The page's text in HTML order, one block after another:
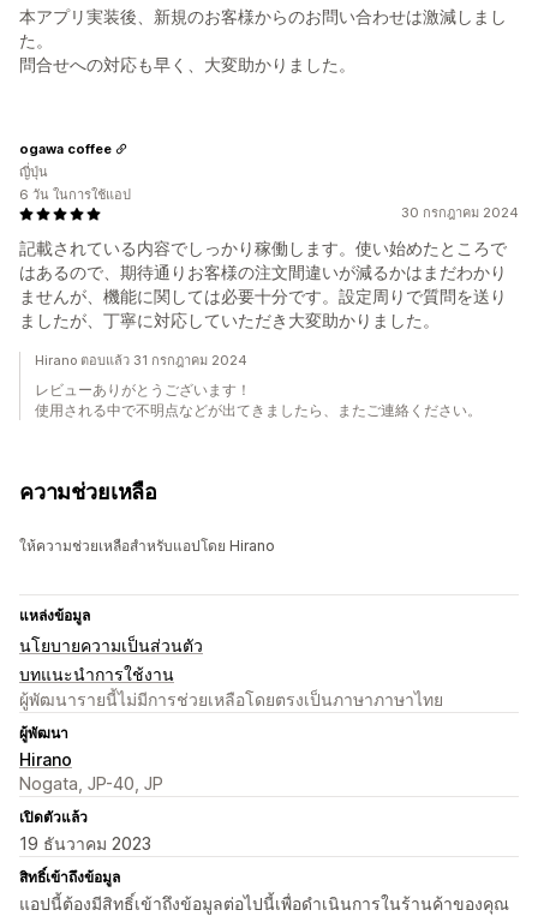
本アプリ実装後、新規のお客様からのお問い合わせは激減しまし
た。
問合せへの対応も早く、大変助かりました。
30 กรกฎาคม 2024
記載されている内容でしっかり稼働します。使い始めたところで
はあるので、期待通りお客様の注文間違いが減るかはまだわかり
ませんが、機能に関しては必要十分です。設定周りで質問を送り
ましたが、丁寧に対応していただき大変助かりました。
ogawa coffee
ญี่ปุ่น
6 วัน ในการใช้แอป
Hirano ตอบแล้ว 31 กรกฎาคม 2024
レビューありがとうございます！
使用される中で不明点などが出てきましたら、またご連絡ください。
ความช่วยเหลือ
ให้ความช่วยเหลือสำหรับแอปโดย Hirano
แหล่งข้อมูล
นโยบายความเป็นส่วนตัว
บทแนะนำการใช้งาน
ผู้พัฒนารายนี้ไม่มีการช่วยเหลือโดยตรงเป็นภาษาภาษาไทย
ผู้พัฒนา
Hirano
Nogata, JP-40, JP
เปิดตัวแล้ว
19 ธันวาคม 2023
สิทธิ์เข้าถึงข้อมูล
แอปนี้ต้องมีสิทธิ์เข้าถึงข้อมูลต่อไปนี้เพื่อดำเนินการในร้านค้าของคุณ